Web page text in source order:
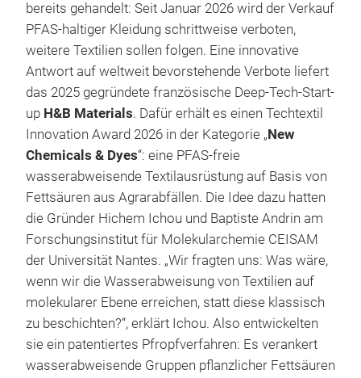
bereits gehandelt: Seit Januar 2026 wird der Verkauf
PFAS-haltiger Kleidung schrittweise verboten,
weitere Textilien sollen folgen. Eine innovative
Antwort auf weltweit bevorstehende Verbote liefert
das 2025 gegründete französische Deep-Tech-Start-
up H&B Materials. Dafür erhält es einen Techtextil
Innovation Award 2026 in der Kategorie „New
Chemicals & Dyes“: eine PFAS-freie
wasserabweisende Textilausrüstung auf Basis von
Fettsäuren aus Agrarabfällen. Die Idee dazu hatten
die Gründer Hichem Ichou und Baptiste Andrin am
Forschungsinstitut für Molekularchemie CEISAM
der Universität Nantes. „Wir fragten uns: Was wäre,
wenn wir die Wasserabweisung von Textilien auf
molekularer Ebene erreichen, statt diese klassisch
zu beschichten?“, erklärt Ichou. Also entwickelten
sie ein patentiertes Pfropfverfahren: Es verankert
wasserabweisende Gruppen pflanzlicher Fettsäuren